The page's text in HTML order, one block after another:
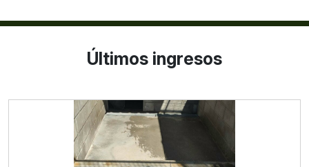
Últimos ingresos